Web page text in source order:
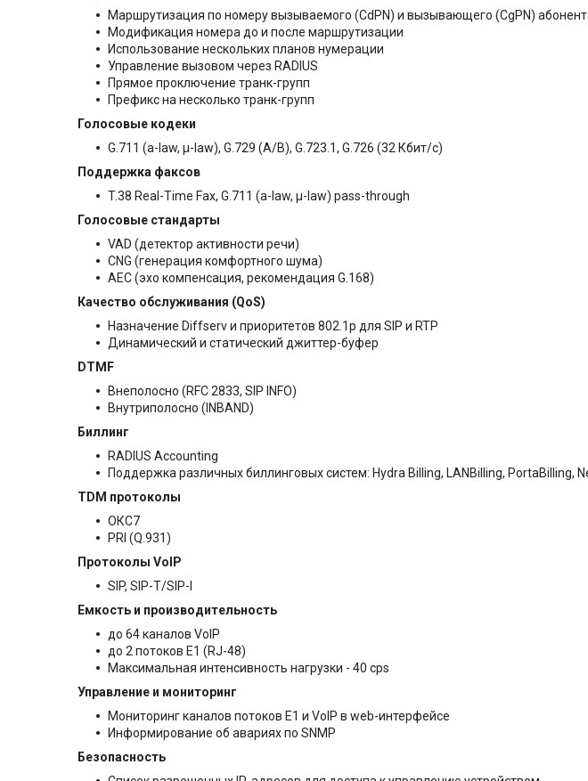
Маршрутизация по номеру вызываемого (CdPN) и вызывающего (CgPN)
Модификация номера до и после маршрутизации
Использование нескольких планов нумерации
Управление вызовом через RADIUS
Прямое проключение транк-групп
Префикс на несколько транк-групп
Голосовые кодеки
G.711 (a-law, µ-law), G.729 (A/B), G.723.1, G.726 (32 Кбит/c)
Поддержка факсов
T.38 Real-Time Fax, G.711 (a-law, µ-law) pass-through
Голосовые стандарты
VAD (детектор активности речи)
CNG (генерация комфортного шума)
AEC (эхо компенсация, рекомендация G.168)
Качество обслуживания (QoS)
Назначение Diffserv и приоритетов 802.1р для SIP и RTP
Динамический и статический джиттер-буфер
DTMF
Внеполосно (RFC 2833, SIP INFO)
Внутриполосно (INBAND)
Биллинг
RADIUS Accounting
Поддержка различных биллинговых систем: Hydra Billing, LANBilling, PortaBilling,
TDM протоколы
ОКС7
PRI (Q.931)
Протоколы VoIP
SIP, SIP-T/SIP-I
Емкость и производительность
до 64 каналов VoIP
до 2 потоков E1 (RJ-48)
Максимальная интенсивность нагрузки - 40 cps
Управление и мониторинг
Мониторинг каналов потоков Е1 и VoIP в web-интерфейсе
Информирование об авариях по SNMP
Безопасность